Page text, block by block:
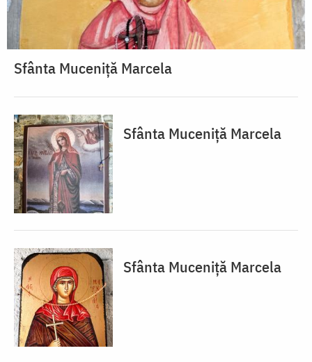
Sfânta Muceniță Marcela
Sfânta Muceniță Marcela
Sfânta Muceniță Marcela